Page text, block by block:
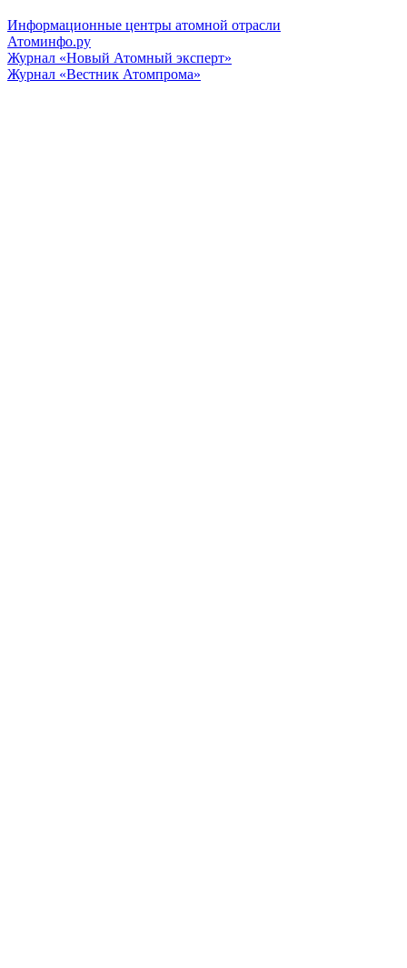
Информационные центры атомной отрасли
Атоминфо.ру
Журнал «Новый Атомный эксперт»
Журнал «Вестник Атомпрома»